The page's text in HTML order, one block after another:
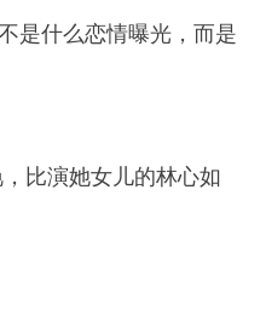
是什么恋情曝光，而是